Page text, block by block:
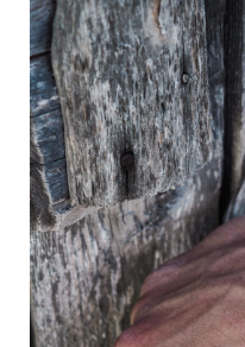
YHTEYSTIEDOT
TOIMITUSEHDOT
KIRJAUDU SISÄÄN